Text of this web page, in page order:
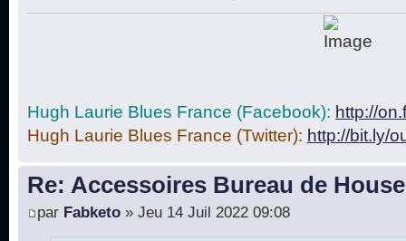
Hugh Laurie Blues France (Facebook): http://
Hugh Laurie Blues France (Twitter): http://bit.ly/
Re: Accessoires Bureau de House
par Fabketo » Jeu 14 Juil 2022 09:08